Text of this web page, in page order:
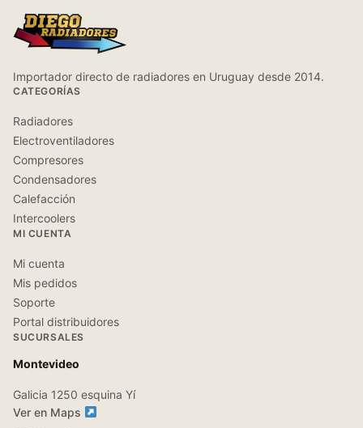
Importador directo de radiadores en Uruguay desde 2014.
CATEGORÍAS
Radiadores
Electroventiladores
Compresores
Condensadores
Calefacción
Intercoolers
MI CUENTA
Mi cuenta
Mis pedidos
Soporte
Portal distribuidores
SUCURSALES
Montevideo
Galicia 1250 esquina Yí
Ver en Maps